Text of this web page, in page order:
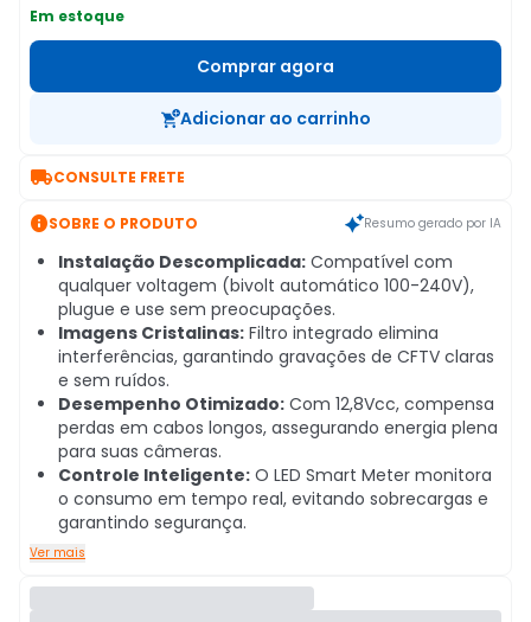
Em estoque
Comprar agora
Adicionar ao carrinho
CONSULTE FRETE
SOBRE O PRODUTO Resumo gerado por IA
Instalação Descomplicada: Compatível com
qualquer voltagem (bivolt automático 100-240V),
plugue e use sem preocupações.
Imagens Cristalinas: Filtro integrado elimina
interferências, garantindo gravações de CFTV claras
e sem ruídos.
Desempenho Otimizado: Com 12,8Vcc, compensa
perdas em cabos longos, assegurando energia plena
para suas câmeras.
Controle Inteligente: O LED Smart Meter monitora
o consumo em tempo real, evitando sobrecargas e
garantindo segurança.
Ver mais